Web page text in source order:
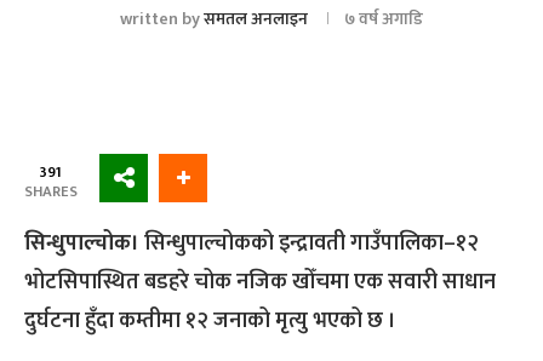
written byसमतल अनलाइन ७ वर्ष अगाडि
391
SHARES
सिन्धुपाल्चोक। सिन्धुपाल्चोकको इन्द्रावती गाउँपालिका–१२
भोटसिपास्थित बडहरे चोक नजिक खोँचमा एक सवारी साधान
दुर्घटना हुँदा कम्तीमा १२ जनाको मृत्यु भएको छ ।